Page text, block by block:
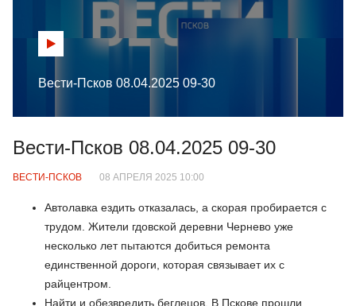
Вести-Псков 08.04.2025 09-30
Вести-Псков 08.04.2025 09-30
ВЕСТИ-ПСКОВ 08 АПРЕЛЯ 2025 10:00
Автолавка ездить отказалась, а скорая пробирается с
трудом. Жители гдовской деревни Чернево уже
несколько лет пытаются добиться ремонта
единственной дороги, которая связывает их с
райцентром.
Найти и обезвредить беглецов. В Пскове прошли